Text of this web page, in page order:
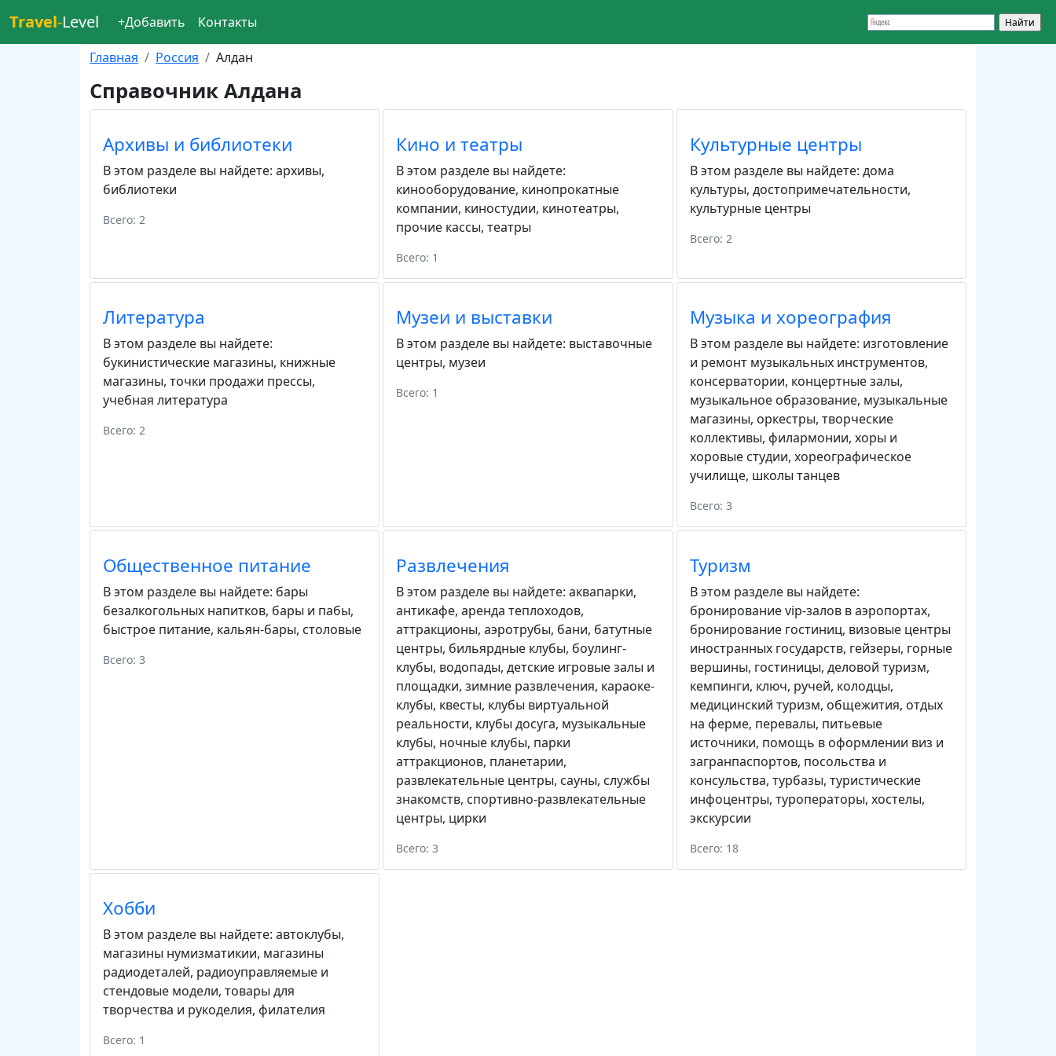
Travel-Level +Добавить Контакты
Главная Россия Алдан
Справочник Алдана
Архивы и библиотеки
В этом разделе вы найдете: архивы,
библиотеки
Всего: 2
Кино и театры
В этом разделе вы найдете:
кинооборудование, кинопрокатные
компании, киностудии, кинотеатры,
прочие кассы,театры
Всего: 1
Культурные центры
В этом разделе вы найдете: дома
культуры, достопримечательности,
культурные центры
Всего: 2
Литература
В этом разделе вы найдете:
букинистические магазины, книжные
магазины, точки продажи прессы,
учебная литература
Всего: 2
Музеи и выставки
В этом разделе вы найдете: выставочные
центры, музеи
Всего: 1
Музыка и хореография
В этом разделе вы найдете: изготовление
и ремонт музыкальных инструментов,
консерватории, концертные залы,
музыкальное образование, музыкальные
магазины, оркестры, творческие
коллективы, филармонии, хоры и
хоровые студии, хореографическое
училище, школы танцев
Всего: 3
Общественное питание
В этом разделе вы найдете: бары
безалкогольных напитков, бары и пабы,
быстрое питание, кальян-бары, столовые
Всего: 3
Развлечения
В этом разделе вы найдете:аквапарки,
антикафе,аренда теплоходов,
аттракционы,аэротрубы, бани, батутные
центры, бильярдные клубы, боулинг-
клубы, водопады,детские игровые залы и
площадки,зимние развлечения, караоке-
клубы, квесты, клубы виртуальной
реальности, клубы досуга, музыкальные
клубы, ночные клубы, парки
аттракционов, планетарии,
развлекательные центры, сауны, службы
знакомств, спортивно-развлекательные
центры, цирки
Всего: 3
Туризм
В этом разделе вы найдете:
бронирование vip-залов в аэропортах,
бронирование гостиниц, визовые центры
иностранных государств, гейзеры, горные
вершины, гостиницы, деловой туризм,
кемпинги, ключ, ручей, колодцы,
медицинский туризм, общежития, отдых
на ферме, перевалы, питьевые
источники, помощь в оформлении виз и
загранпаспортов, посольства и
консульства, турбазы, туристические
инфоцентры, туроператоры, хостелы,
экскурсии
Всего: 18
Хобби
В этом разделе вы найдете: автоклубы,
магазины нумизматикии, магазины
радиодеталей, радиоуправляемые и
стендовые модели, товары для
творчества и рукоделия, филателия
Всего: 1